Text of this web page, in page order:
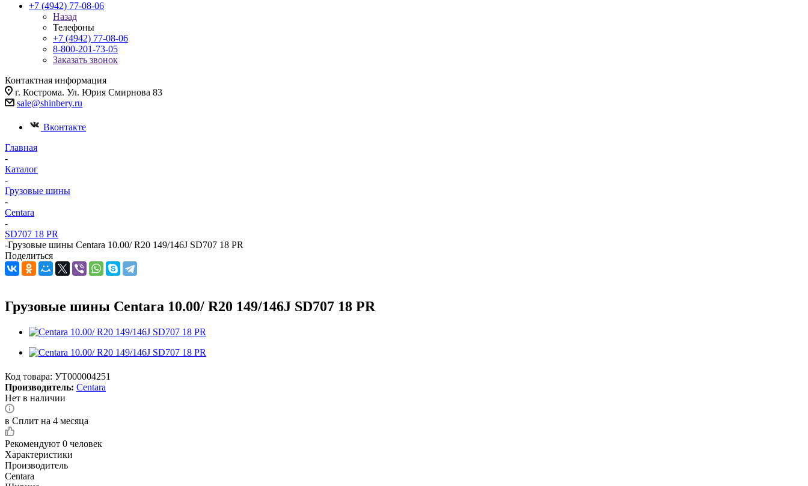
+7 (4942) 77-08-06
Назад
Телефоны
+7 (4942) 77-08-06
8-800-201-73-05
Заказать звонок
Контактная информация
г. Кострома. Ул. Юрия Смирнова 83
sale@shinbery.ru
Вконтакте
Главная
-
Каталог
-
Грузовые шины
-
Centara
-
SD707 18 PR
-Грузовые шины Centara 10.00/ R20 149/146J SD707 18 PR
Поделиться
Грузовые шины Centara 10.00/ R20 149/146J SD707 18 PR
Код товара: УТ000004251
Производитель: Centara
Нет в наличии
в Сплит на 4 месяца
Рекомендуют 0 человек
Характеристики
Производитель
Centara